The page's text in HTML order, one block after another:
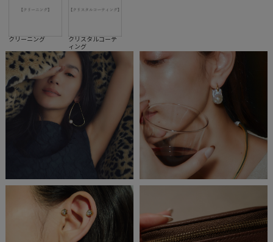
VIEW MORE
クリーニング
クリスタルコーテ
ィング